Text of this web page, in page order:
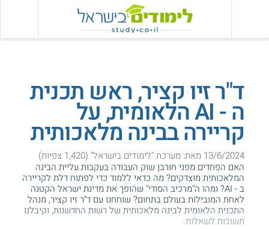
ד"ר זיו קציר, ראש תכנית
ה - AI הלאומית, על
קריירה בבינה מלאכותית
13/6/2024 מאת: מערכת "לימודים בישראל" (1,420 צפיות)
האם הפחדים מפני חורבן שוק העבודה בעקבות עליית הבינה
המלאכותית מוצדקים? מה כדאי ללמוד כדי לפתוח דלת לקריירה
ב - AI? ומהו ה"מרכיב הסודי" שהופך את מדינת ישראל הקטנה
לאחת המובילות בעולם בתחום? שוחחנו עם ד"ר זיו קציר, מנהל
התכנית הלאומית לבינה מלאכותית של רשות החדשנות, וקיבלנו
תשובות לשאלות.